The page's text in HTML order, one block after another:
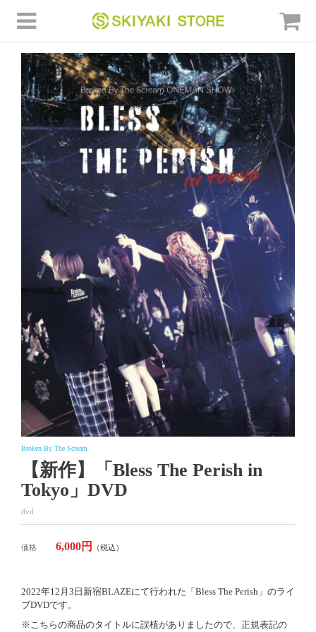
Broken By The Scream
【新作】「Bless The Perish in
Tokyo」DVD
dvd
価格 6,000円 （税込）
2022年12月3日新宿BLAZEにて行われた「Bless The Perish」のライ
ブDVDです。
※こちらの商品のタイトルに誤植がありましたので、正規表記の